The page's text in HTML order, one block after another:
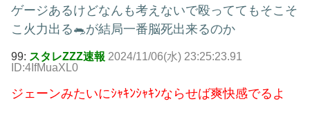
ゲージあるけどなんも考えないで殴っててもそこそ
こ火力出る🐀が結局一番脳死出来るのか
99: スタレZZZ速報 2024/11/06(水) 23:25:23.91
ID:4IfMuaXL0
ジェーンみたいにｼｬｷﾝｼｬｷﾝならせば爽快感でるよ